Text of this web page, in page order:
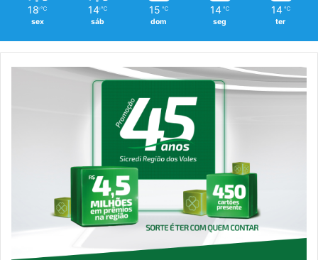
18 ℃
sex
14 ℃
sáb
15 ℃
dom
14 ℃
seg
14 ℃
ter